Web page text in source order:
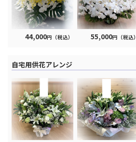
44,000円（税込） 55,000円（税込）
自宅用供花アレンジ